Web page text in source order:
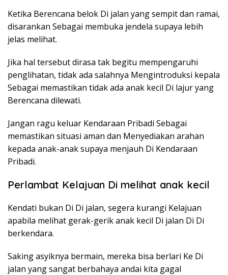
Ketika Berencana belok Di jalan yang sempit dan ramai,
disarankan Sebagai membuka jendela supaya lebih
jelas melihat.
Jika hal tersebut dirasa tak begitu mempengaruhi
penglihatan, tidak ada salahnya Mengintroduksi kepala
Sebagai memastikan tidak ada anak kecil Di lajur yang
Berencana dilewati.
Jangan ragu keluar Kendaraan Pribadi Sebagai
memastikan situasi aman dan Menyediakan arahan
kepada anak-anak supaya menjauh Di Kendaraan
Pribadi.
Perlambat Kelajuan Di melihat anak kecil
Kendati bukan Di Di jalan, segera kurangi Kelajuan
apabila melihat gerak-gerik anak kecil Di jalan Di Di
berkendara.
Saking asyiknya bermain, mereka bisa berlari Ke Di
jalan yang sangat berbahaya andai kita gagal